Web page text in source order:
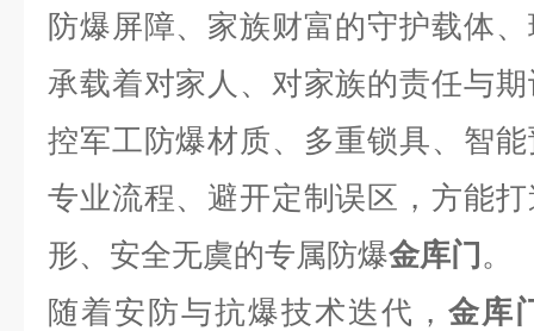
防爆屏障、家族财富的守护载体
承载着对家人、对家族的责任与
控军工防爆材质、多重锁具、智
专业流程、避开定制误区，方能
形、安全无虞的专属防爆金库门 。
随着安防与抗爆技术迭代， 金库